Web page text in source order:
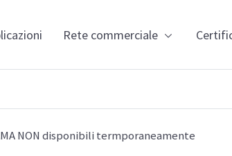
contenuto
Rete commerciale
NON disponibili termporaneamente